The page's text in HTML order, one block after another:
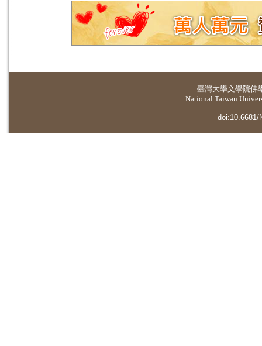
臺灣大學文學院佛
National Taiwan
doi:10.6681/